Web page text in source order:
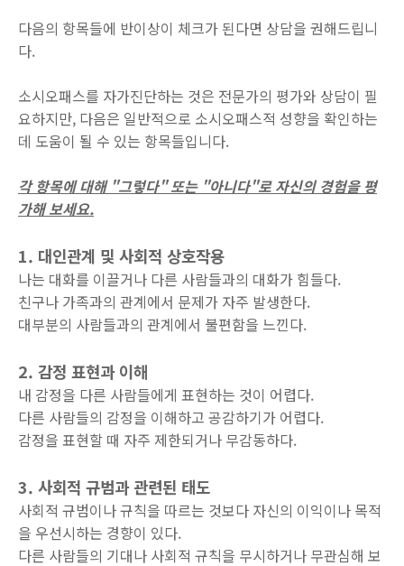
다음의 항목들에 반이상이 체크가 된다면 상담을 권해드립니
다.
소시오패스를 자가진단하는 것은 전문가의 평가와 상담이 필
요하지만, 다음은 일반적으로 소시오패스적 성향을 확인하는
데 도움이 될 수 있는 항목들입니다.
각 항목에 대해 "그렇다" 또는 "아니다"로 자신의 경험을 평
가해 보세요.
1. 대인관계 및 사회적 상호작용
나는 대화를 이끌거나 다른 사람들과의 대화가 힘들다.
친구나 가족과의 관계에서 문제가 자주 발생한다.
대부분의 사람들과의 관계에서 불편함을 느낀다.
2. 감정 표현과 이해
내 감정을 다른 사람들에게 표현하는 것이 어렵다.
다른 사람들의 감정을 이해하고 공감하기가 어렵다.
감정을 표현할 때 자주 제한되거나 무감동하다.
3. 사회적 규범과 관련된 태도
사회적 규범이나 규칙을 따르는 것보다 자신의 이익이나 목적
을 우선시하는 경향이 있다.
다른 사람들의 기대나 사회적 규칙을 무시하거나 무관심해 보